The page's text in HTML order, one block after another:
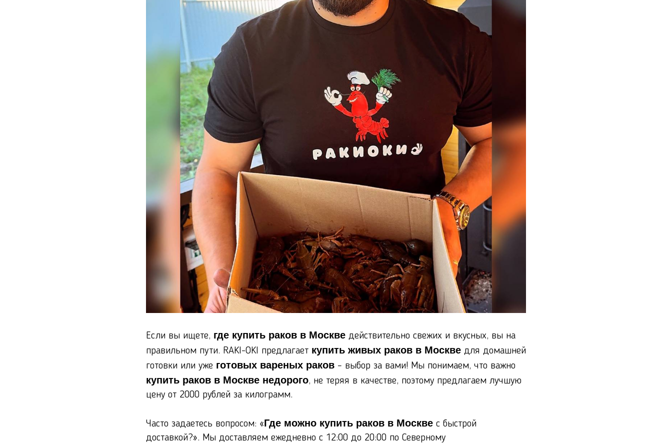
Если вы ищете, где купить раков в Москве действительно свежих и вкусных, вы на
правильном пути. RAKI-OKI предлагает купить живых раков в Москве для домашней
готовки или уже готовых вареных раков – выбор за вами! Мы понимаем, что важно
купить раков в Москве недорого, не теряя в качестве, поэтому предлагаем лучшую
цену от 2000 рублей за килограмм.
Часто задаетесь вопросом: «Где можно купить раков в Москве с быстрой
доставкой?». Мы доставляем ежедневно с 12:00 до 20:00 по Северному